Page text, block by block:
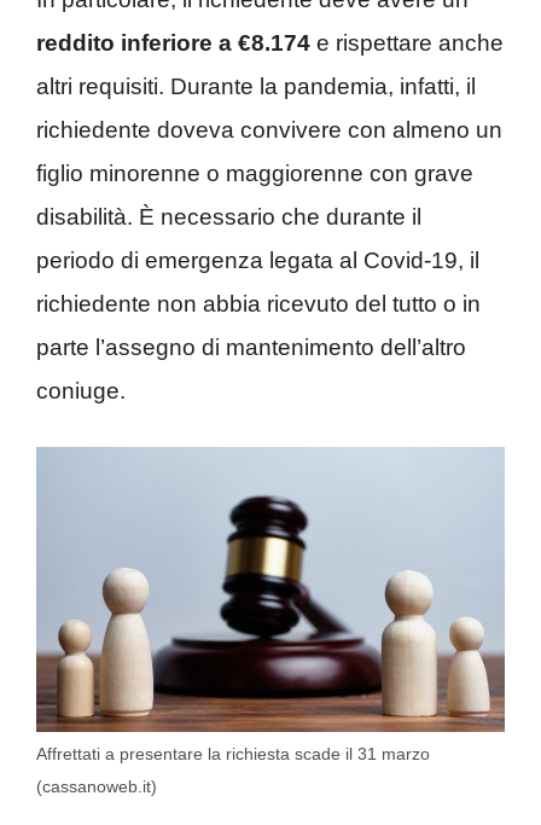
reddito inferiore a €8.174 e rispettare anche
altri requisiti. Durante la pandemia, infatti, il
richiedente doveva convivere con almeno un
figlio minorenne o maggiorenne con grave
disabilità. È necessario che durante il
periodo di emergenza legata al Covid-19, il
richiedente non abbia ricevuto del tutto o in
parte l’assegno di mantenimento dell’altro
coniuge.
Affrettati a presentare la richiesta scade il 31 marzo
(cassanoweb.it)